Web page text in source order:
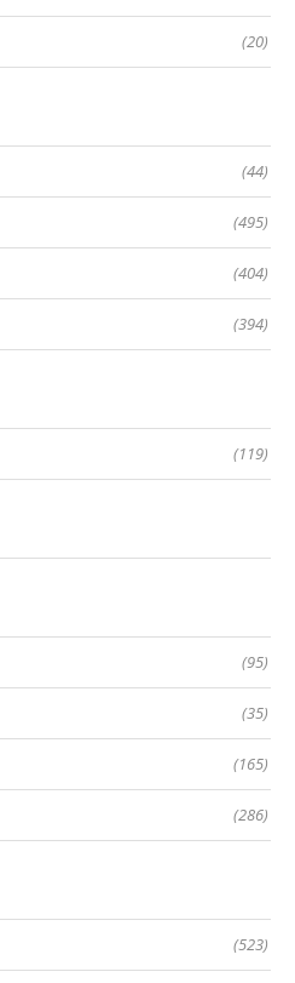
(20)
(44)
(495)
(404)
(394)
(119)
(95)
(35)
(165)
(286)
(523)